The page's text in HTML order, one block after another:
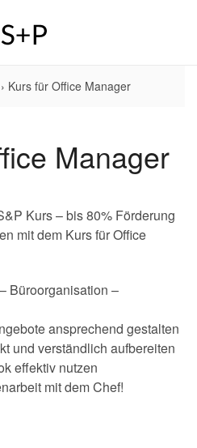
› Kurs für Office Manager
Manager
Kurs – bis 80% Förderung
mit dem Kurs für Office
Büroorganisation –
ansprechend gestalten
und verständlich aufbereiten
effektiv nutzen
mit dem Chef!